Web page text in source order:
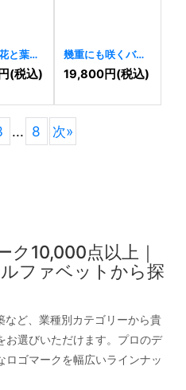
と葉の
[9972]
(税込)
幾重にも咲くバラ
が彩るエレガント
なロゴ [ 9970]
19,800円(税込)
... 8 次»
ク10,000点以上｜
ファベットから探
など、業種別カテゴリーから貴
お選びいただけます。プロのデ
ロゴマークを幅広いラインナッ